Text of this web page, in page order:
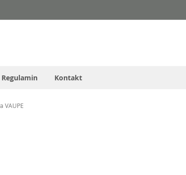
Regulamin Kontakt
VAUPE